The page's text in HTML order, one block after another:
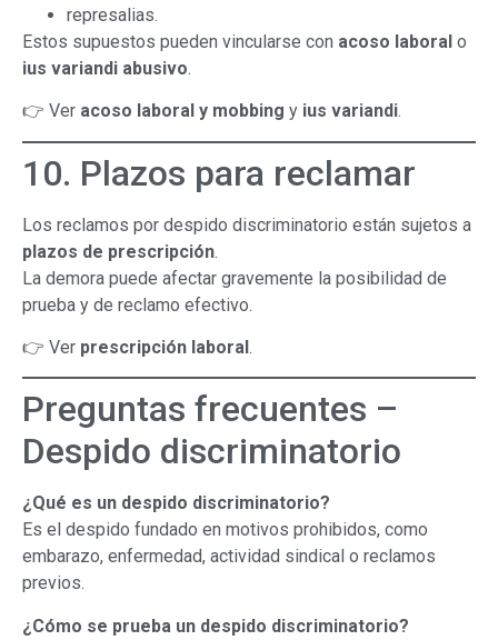
represalias.
Estos supuestos pueden vincularse con acoso laboral o
ius variandi abusivo.
👉 Ver acoso laboral y mobbing y ius variandi.
10. Plazos para reclamar
Los reclamos por despido discriminatorio están sujetos a
plazos de prescripción.
La demora puede afectar gravemente la posibilidad de
prueba y de reclamo efectivo.
👉 Ver prescripción laboral.
Preguntas frecuentes –
Despido discriminatorio
¿Qué es un despido discriminatorio?
Es el despido fundado en motivos prohibidos, como
embarazo, enfermedad, actividad sindical o reclamos
previos.
¿Cómo se prueba un despido discriminatorio?